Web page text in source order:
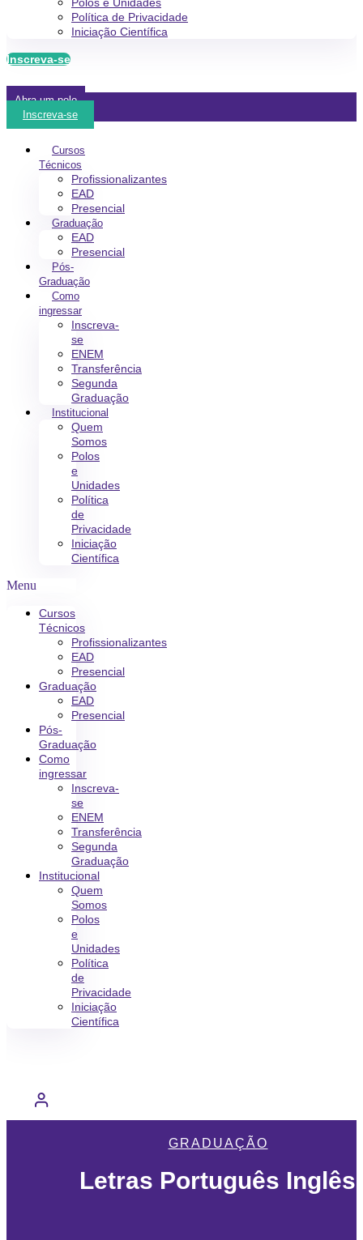
Política de Privacidade
Iniciação Científica
Inscreva-se
Abra um polo
Inscreva-se
Cursos
Técnicos
Profissionalizantes
EAD
Presencial
Graduação
EAD
Presencial
Pós-
Graduação
Como
ingressar
Inscreva-
se
ENEM
Transferência
Segunda
Graduação
Institucional
Quem
Somos
Polos
e
Unidades
Política
de
Privacidade
Iniciação
Científica
Menu
Cursos
Técnicos
Profissionalizantes
EAD
Presencial
Graduação
EAD
Presencial
Pós-
Graduação
Como
ingressar
Inscreva-
se
ENEM
Transferência
Segunda
Graduação
Institucional
Quem
Somos
Polos
e
Unidades
Política
de
Privacidade
Iniciação
Científica
GRADUAÇÃO
Letras Português Inglês